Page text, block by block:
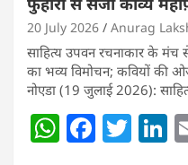
20 July 2026 Anurag
साहित्य उपवन रचनाकार के मंच
का भव्य विमोचन; कवियों की
नोएडा (19 जुलाई 2026):
W F T